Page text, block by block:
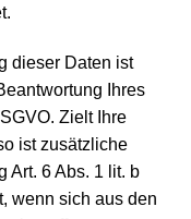
dieser Daten ist
Ihres
Zielt Ihre
ist zusätzliche
Art. 6 Abs. 1 lit. b
wenn sich aus den